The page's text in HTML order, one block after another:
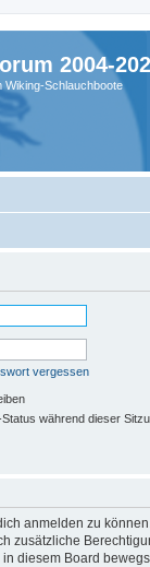
2004-
Schlauchboote
vergessen
Status während dieser
anmelden zu
zusätzliche
diesem Board